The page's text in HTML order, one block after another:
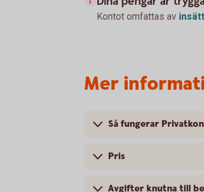
Kontot omfattas av
Mer
Så fungerar
Pris
Avgifter knutna till